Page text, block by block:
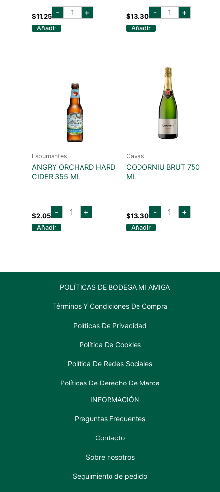
$11.25 - castell
de +
Añadir
$13.30 - codorniu
brut +
Añadir
Espumantes
ANGRY ORCHARD HARD
CIDER 355 ML
$2.05 - angry
orchard
+
Añadir
Cavas
CODORNIU BRUT 750
ML
$13.30 - codorniu
brut +
Añadir
POLÍTICAS DE BODEGA MI AMIGA
Términos Y Condiciones De Compra
Políticas De Privacidad
Política De Cookies
Política De Redes Sociales
Políticas De Derecho De Marca
INFORMACIÓN
Preguntas Frecuentes
Contacto
Sobre nosotros
Seguimiento de pedido